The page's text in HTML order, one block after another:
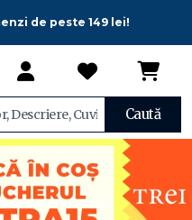
de peste 149 lei!
Caută